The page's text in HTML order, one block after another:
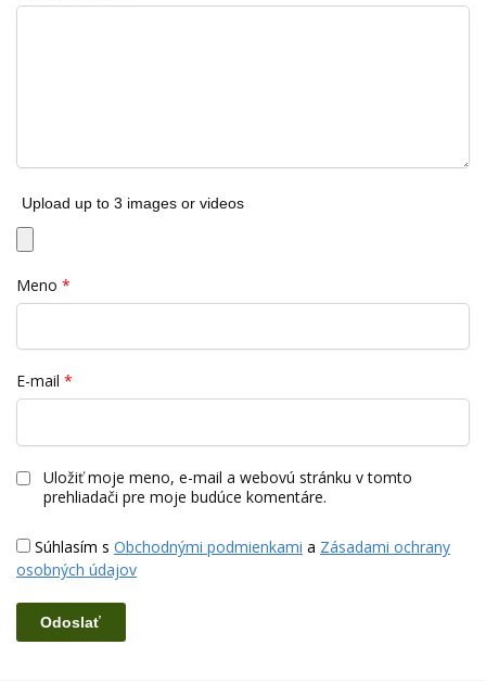
Upload up to 3 images or videos
Meno *
E-mail *
Uložiť moje meno, e-mail a webovú stránku v tomto
prehliadači pre moje budúce komentáre.
Súhlasím s Obchodnými podmienkami a Zásadami ochrany
osobných údajov